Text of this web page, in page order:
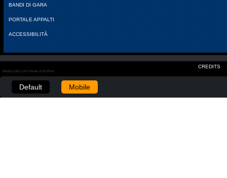
BANDI DI GARA
PORTALE APPALTI
ACCESSIBILITÀ
CREDITS
Realizzato con Plone & Python
Default Mobile